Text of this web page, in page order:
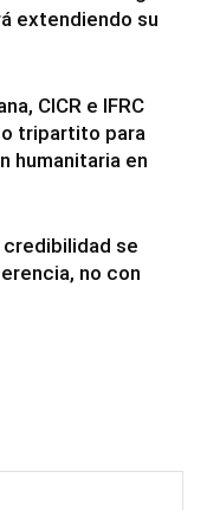
extendiendo su
CICR e IFRC
tripartito para
humanitaria en
credibilidad se
no con